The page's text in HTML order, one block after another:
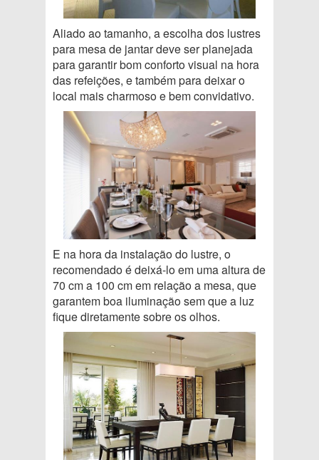
Aliado ao tamanho, a escolha dos lustres
para mesa de jantar deve ser planejada
para garantir bom conforto visual na hora
das refeições, e também para deixar o
local mais charmoso e bem convidativo.
E na hora da instalação do lustre, o
recomendado é deixá-lo em uma altura de
70 cm a 100 cm em relação a mesa, que
garantem boa iluminação sem que a luz
fique diretamente sobre os olhos.